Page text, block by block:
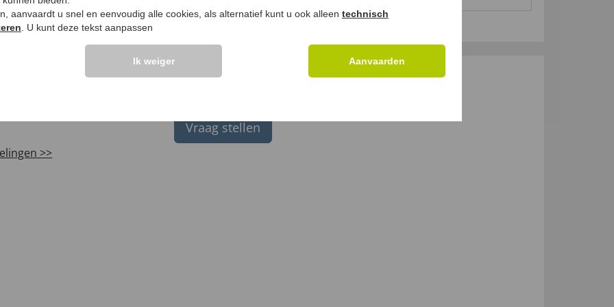
ZEGGEN
>>
Vraag stellen
aanvaardt u snel en eenvoudig alle cookies, als alternatief kunt u ook alleen technisch
. U kunt deze tekst aanpassen
Ik weiger Aanvaarden